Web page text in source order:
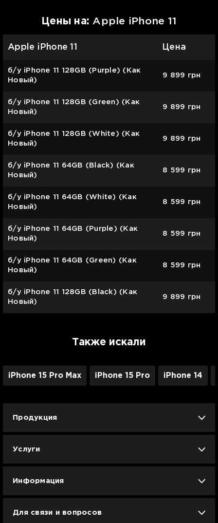
Цены на: Apple iPhone 11
Apple iPhone 11 Цена
б/у iPhone 11 128GB (Purple) (Как
Новый)
9 899 грн
б/у iPhone 11 128GB (Green) (Как
Новый)
9 899 грн
б/у iPhone 11 128GB (White) (Как
Новый)
9 899 грн
б/у iPhone 11 64GB (Black) (Как
Новый)
8 599 грн
б/у iPhone 11 64GB (White) (Как
Новый)
8 599 грн
б/у iPhone 11 64GB (Purple) (Как
Новый)
8 599 грн
б/у iPhone 11 64GB (Green) (Как
Новый)
8 599 грн
б/у iPhone 11 128GB (Black) (Как
Новый)
9 899 грн
Также искали
iPhone 15 Pro Max iPhone 15 Pro iPhone 14
Продукция
Apple б/у
Смартфоны Смарт-часы
Услуги
Информация
Для связи и вопросов